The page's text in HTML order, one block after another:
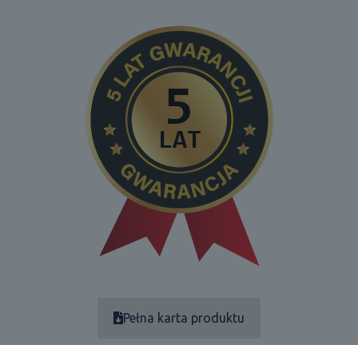
Pełna karta produktu